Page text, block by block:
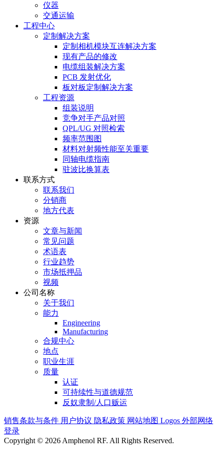
仪器
交通运输
工程中心
定制解决方案
定制相机模块互连解决方案
现有产品的修改
电缆组装解决方案
PCB 发射优化
板对板定制解决方案
工程资源
组装说明
竞争对手产品对照
QPL/UG 对照检索
频率范围图
材料对射频性能至关重要
同轴电缆指南
驻波比换算表
联系方式
联系我们
分销商
地方代表
资源
文章与新闻
常见问题
术语表
行业趋势
市场抵押品
视频
公司名称
关于我们
能力
Engineering
Manufacturing
合规中心
地点
职业生涯
质量
认证
可持续性与道德规范
反奴隶制/人口贩运
销售条款与条件 用户协议 隐私政策 网站地图 Logos 外部网络
登录
Copyright © 2026 Amphenol RF. All Rights Reserved.